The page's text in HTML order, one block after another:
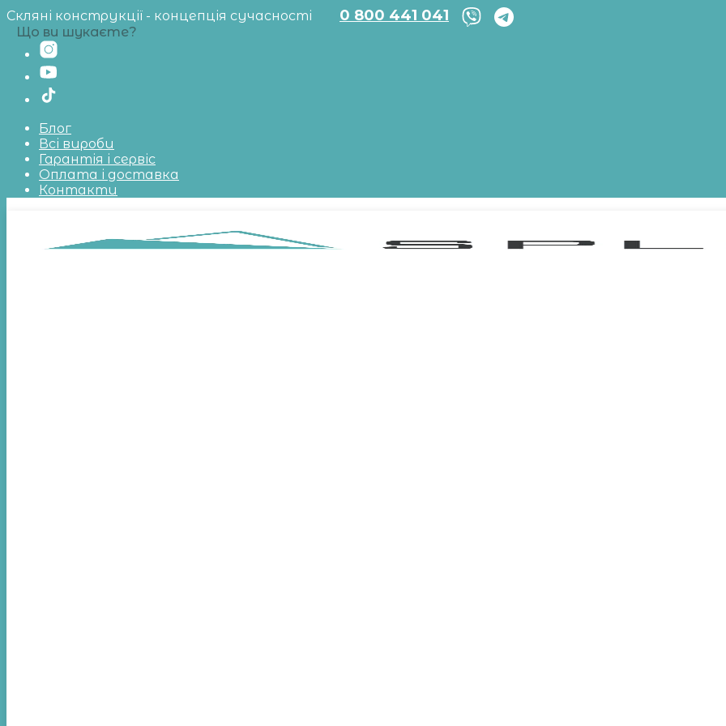
Скляні конструкції - концепція сучасності 0 800 441 041
Блог
Всі вироби
Гарантія і сервіс
Оплата і доставка
Контакти
Що ви шукаєте?